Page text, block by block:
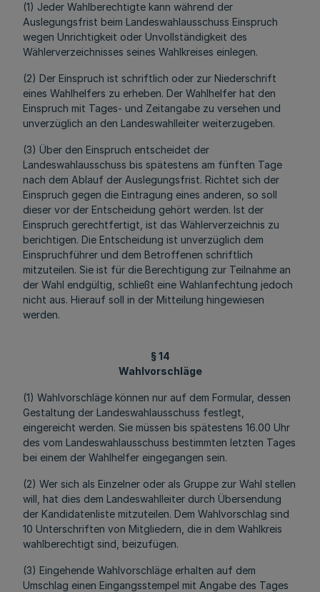
(1) Jeder Wahlberechtigte kann während der
Auslegungsfrist beim Landeswahlausschuss Einspruch
wegen Unrichtigkeit oder Unvollständigkeit des
Wählerverzeichnisses seines Wahlkreises einlegen.
(2) Der Einspruch ist schriftlich oder zur Niederschrift
eines Wahlhelfers zu erheben. Der Wahlhelfer hat den
Einspruch mit Tages- und Zeitangabe zu versehen und
unverzüglich an den Landeswahlleiter weiterzugeben.
(3) Über den Einspruch entscheidet der
Landeswahlausschuss bis spätestens am fünften Tage
nach dem Ablauf der Auslegungsfrist. Richtet sich der
Einspruch gegen die Eintragung eines anderen, so soll
dieser vor der Entscheidung gehört werden. Ist der
Einspruch gerechtfertigt, ist das Wählerverzeichnis zu
berichtigen. Die Entscheidung ist unverzüglich dem
Einspruchführer und dem Betroffenen schriftlich
mitzuteilen. Sie ist für die Berechtigung zur Teilnahme an
der Wahl endgültig, schließt eine Wahlanfechtung jedoch
nicht aus. Hierauf soll in der Mitteilung hingewiesen
werden.
§ 14
Wahlvorschläge
(1) Wahlvorschläge können nur auf dem Formular, dessen
Gestaltung der Landeswahlausschuss festlegt,
eingereicht werden. Sie müssen bis spätestens 16.00 Uhr
des vom Landeswahlausschuss bestimmten letzten Tages
bei einem der Wahlhelfer eingegangen sein.
(2) Wer sich als Einzelner oder als Gruppe zur Wahl stellen
will, hat dies dem Landeswahlleiter durch Übersendung
der Kandidatenliste mitzuteilen. Dem Wahlvorschlag sind
10 Unterschriften von Mitgliedern, die in dem Wahlkreis
wahlberechtigt sind, beizufügen.
(3) Eingehende Wahlvorschläge erhalten auf dem
Umschlag einen Eingangsstempel mit Angabe des Tages